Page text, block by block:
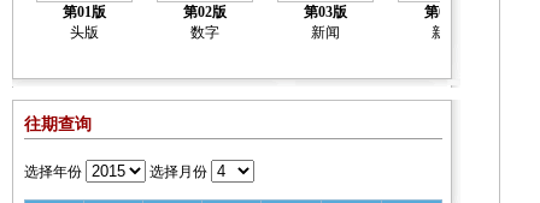
第01版
头版
第02版
数字
第03版
新闻
第04版
新闻
往期查询
选择年份 选择月份